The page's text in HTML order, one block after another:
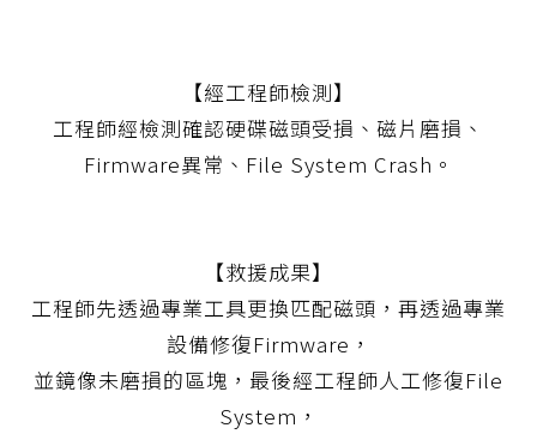
【經工程師檢測】
工程師經檢測確認硬碟磁頭受損、磁片磨損、
Firmware異常、File System Crash。
【救援成果】
工程師先透過專業工具更換匹配磁頭，再透過專業
設備修復Firmware，
並鏡像未磨損的區塊，最後經工程師人工修復File
System，